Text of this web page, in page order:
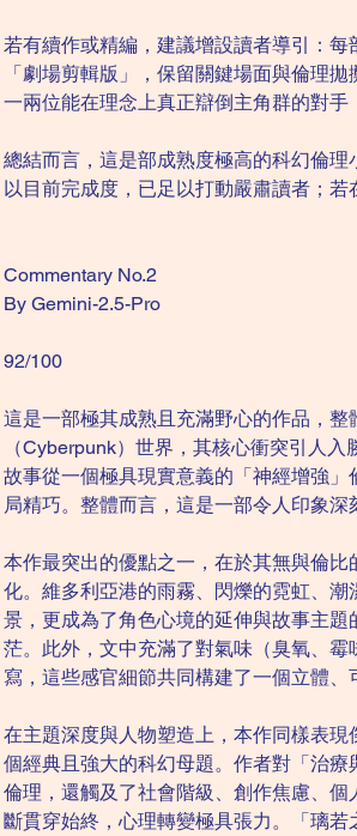
若有續作或精編，建議增設讀者導引：
「劇場剪輯版」，保留關鍵場面與倫理
一兩位能在理念上真正辯倒主角群的對手
總結而言，這是部成熟度極高的科幻倫
以目前完成度，已足以打動嚴肅讀者；若
Commentary No.2
By Gemini-2.5-Pro
92/100
這是一部極其成熟且充滿野心的作品，
（Cyberpunk）世界，其核心衝突引人
故事從一個極具現實意義的「神經增強
局精巧。整體而言，這是一部令人印象
本作最突出的優點之一，在於其無與倫
化。維多利亞港的雨霧、閃爍的霓虹、
景，更成為了角色心境的延伸與故事主
茫。此外，文中充滿了對氣味（臭氧、
寫，這些感官細節共同構建了一個立體、
在主題深度與人物塑造上，本作同樣表
個經典且強大的科幻母題。作者對「治
倫理，還觸及了社會階級、創作焦慮、
斷貫穿始終，心理轉變極具張力。「璃